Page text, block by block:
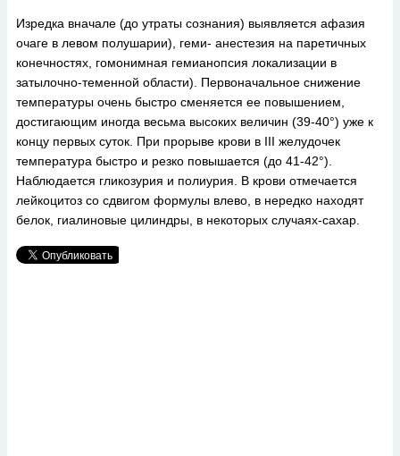
Изредка вначале (до утраты сознания) выявляется афазия
очаге в левом полушарии), геми- анестезия на паретичных
конечностях, гомонимная гемианопсия локализации в
затылочно-теменной области). Первоначальное снижение
температуры очень быстро сменяется ее повышением,
достигающим иногда весьма высоких величин (39-40°) уже к
концу первых суток. При прорыве крови в III желудочек
температура быстро и резко повышается (до 41-42°).
Наблюдается гликозурия и полиурия. В крови отмечается
лейкоцитоз со сдвигом формулы влево, в нередко находят
белок, гиалиновые цилиндры, в некоторых случаях-сахар.